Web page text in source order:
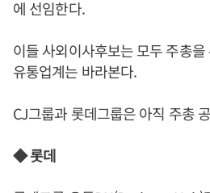
에 선임한다.
이들 사외이사후보는 모두 주총
유통업계는 바라본다.
CJ그룹과 롯데그룹은 아직 주총
◆ 롯데